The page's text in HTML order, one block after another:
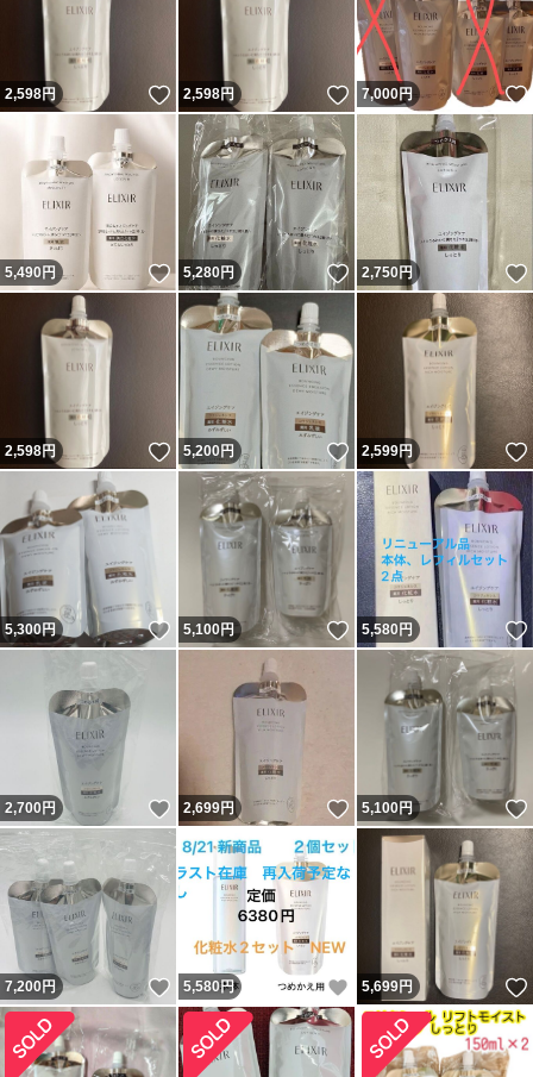
2,598円 いいね！
2,598円 いいね！
7,000円
5,490円 いいね！
5,280円 いいね！
2,750円
2,598円 いいね！
5,200円 いいね！
2,599円
5,300円 いいね！
5,100円 いいね！
5,580円
2,700円 いいね！
2,699円 いいね！
5,100円
7,200円 いいね！
5,580円 いいね！
5,699円